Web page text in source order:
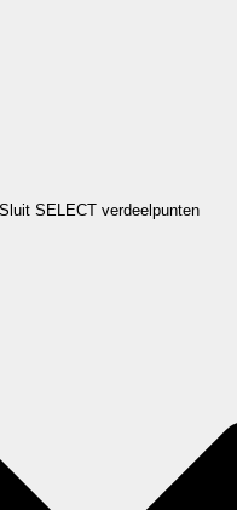
Sluit SELECT verdeelpunten